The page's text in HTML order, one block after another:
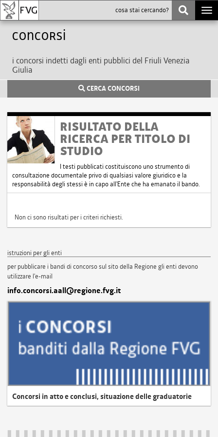
Concorsi
i concorsi indetti dagli enti pubblici del Friuli Venezia
Giulia
CERCA CONCORSI
RISULTATO DELLA
RICERCA PER TITOLO DI
STUDIO
I testi pubblicati costituiscono uno strumento di
consultazione documentale privo di qualsiasi valore giuridico e la
responsabilità degli stessi è in capo all'Ente che ha emanato il bando.
Non ci sono risultati per i criteri richiesti.
istruzioni per gli enti
per pubblicare i bandi di concorso sul sito della Regione gli enti devono
utilizzare l'e-mail
info.concorsi.aall@regione.fvg.it
Concorsi in atto e conclusi, situazione delle graduatorie